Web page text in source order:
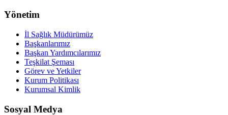
Yönetim
İl Sağlık Müdürümüz
Başkanlarımız
Başkan Yardımcılarımız
Teşkilat Şeması
Görev ve Yetkiler
Kurum Politikası
Kurumsal Kimlik
Sosyal Medya